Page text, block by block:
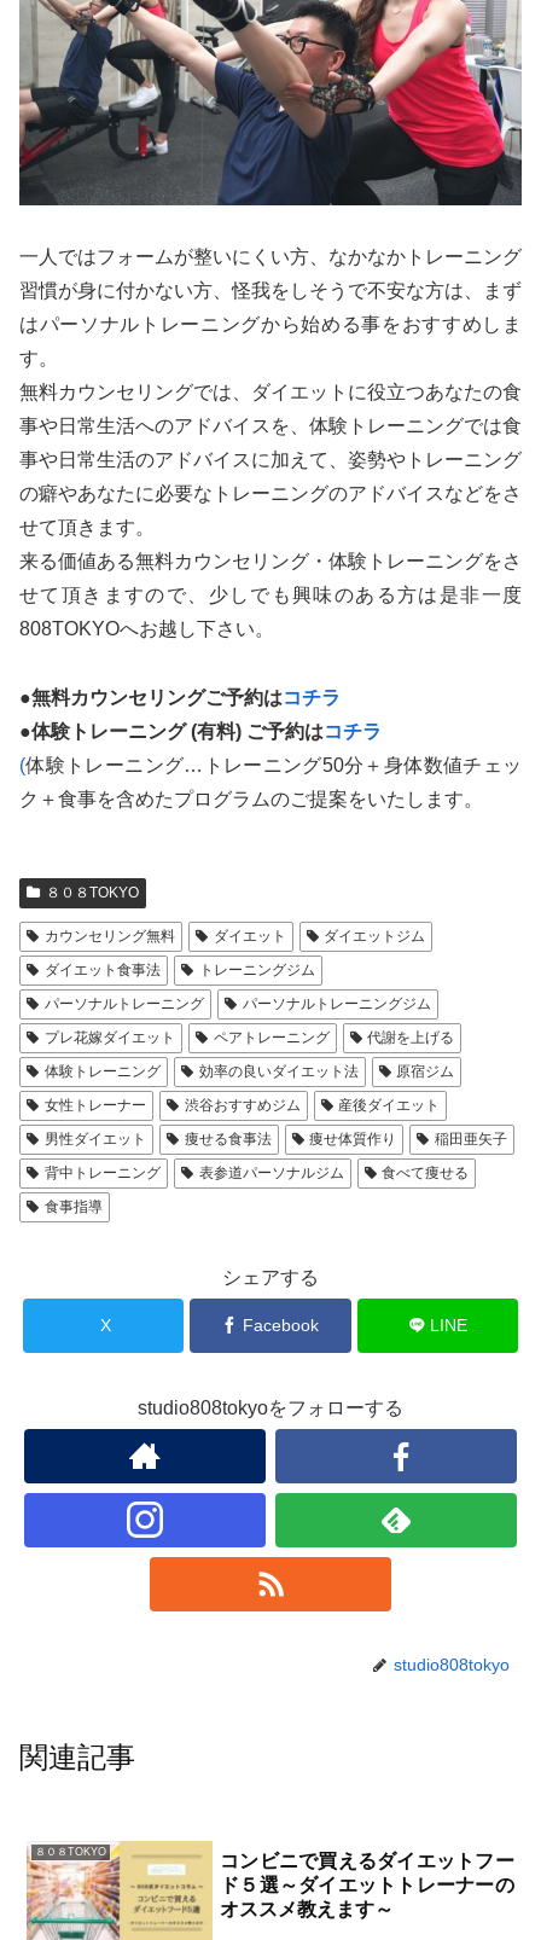
一人ではフォームが整いにくい方、なかなかトレーニング
習慣が身に付かない方、怪我をしそうで不安な方は、まず
はパーソナルトレーニングから始める事をおすすめしま
す。
無料カウンセリングでは、ダイエットに役立つあなたの食
事や日常生活へのアドバイスを、体験トレーニングでは食
事や日常生活のアドバイスに加えて、姿勢やトレーニング
の癖やあなたに必要なトレーニングのアドバイスなどをさ
せて頂きます。
来る価値ある無料カウンセリング・体験トレーニングをさ
せて頂きますので、少しでも興味のある方は是非一度
808TOKYOへお越し下さい。
●無料カウンセリングご予約はコチラ
●体験トレーニング (有料) ご予約はコチラ
(体験トレーニング…トレーニング50分＋身体数値チェッ
ク＋食事を含めたプログラムのご提案をいたします。
８０８TOKYO
カウンセリング無料 ダイエット
ダイエットジム
ダイエット食事法
トレーニングジム
パーソナルトレーニング
パーソナルトレーニングジム
プレ花嫁ダイエット
ペアトレーニング
代謝を上げる
体験トレーニング
効率の良いダイエット法
原宿ジム
女性トレーナー
渋谷おすすめジム
産後ダイエット
男性ダイエット
痩せる食事法 痩せ体質作り
稲田亜矢子
背中トレーニング
表参道パーソナルジム
食べて痩せる
食事指導
シェアする
X Facebook LINE
studio808tokyoをフォローする
studio808tokyo
関連記事
８０８TOKYO
コンビニで買えるダイエットフー
ド５選～ダイエットトレーナーの
オススメ教えます～